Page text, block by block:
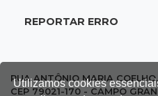
Utilizamos cookies
futuro do jogo do
REPORTAR ERRO
RUA ANTÔNIO MARIA
CEP 79021-170 - CAMPO